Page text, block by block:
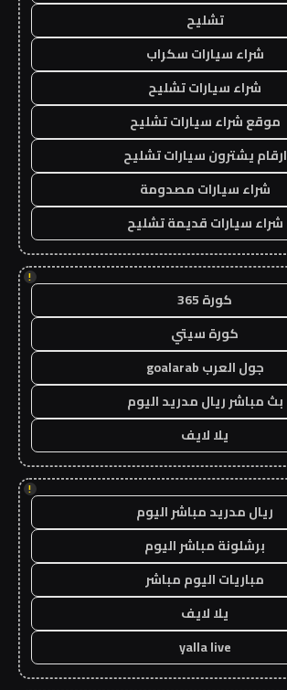
تشليح
شراء سيارات سكراب
شراء سيارات تشليح
موقع شراء سيارات تشليح
ارقام يشترون سيارات تشليح
شراء سيارات مصدومة
شراء سيارات قديمة تشليح
!
كورة 365
كورة سيتي
جول العرب goalarab
بث مباشر ريال مدريد اليوم
يلا لايف
!
ريال مدريد مباشر اليوم
برشلونة مباشر اليوم
مباريات اليوم مباشر
يلا لايف
yalla live